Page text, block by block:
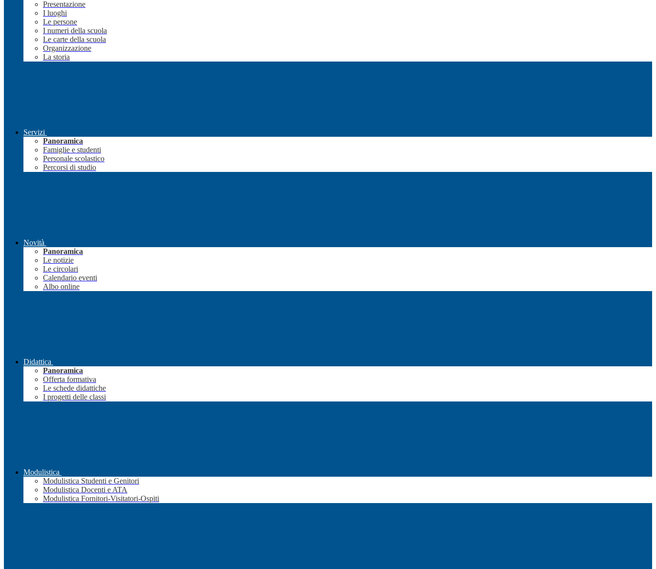
Presentazione
I luoghi
Le persone
I numeri della scuola
Le carte della scuola
Organizzazione
La storia
Servizi
Panoramica
Famiglie e studenti
Personale scolastico
Percorsi di studio
Novità
Panoramica
Le notizie
Le circolari
Calendario eventi
Albo online
Didattica
Panoramica
Offerta formativa
Le schede didattiche
I progetti delle classi
Modulistica
Modulistica Studenti e Genitori
Modulistica Docenti e ATA
Modulistica Fornitori-Visitatori-Ospiti